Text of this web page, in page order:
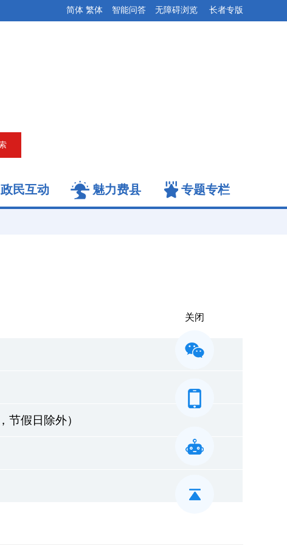
智能问答 无障碍浏览 长者专版
简体 繁体
政民互动 魅力费县 专题专栏
节假日除外）
关闭